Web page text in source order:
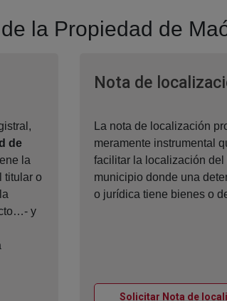
la Propiedad de
de
la
titular o
y
Nota de
La nota de localización
meramente instrumental
facilitar la localización
municipio donde una
o jurídica tiene bienes o
Solicitar Nota de